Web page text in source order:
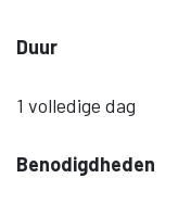
Duur
1 volledige dag
Benodigdheden